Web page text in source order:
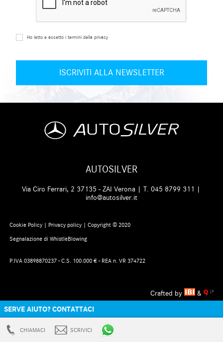
SERVE AIUTO? CONTATTACI
CHIAMACI SCRIVICI
Ho letto e accetto i termini della privacy
AUTOSILVER
Via Ciro Ferrari, 2 37135 - ZAI Verona | T.045 8799 311 |
info@autosilver.it
Cookie Policy | Privacy policy| Copyright © 2020
Segnalazione di WhistleBlowing
P.IVA 03898870237 - C.S. 100.000 € - REA n. VR 374722
Crafted by &